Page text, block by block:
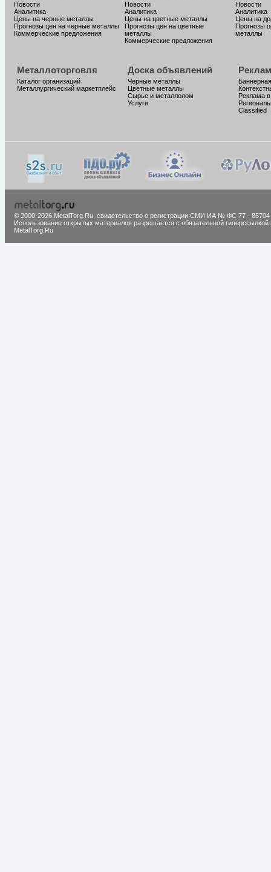
Новости
Аналитика
Цены на черные металлы
Прогнозы цен на черные металлы
Коммерческие предложения
Новости
Аналитика
Цены на цветные металлы
Прогнозы цен на цветные
металлы
Коммерческие предложения
Новости
Аналитика
Цены на
Прогнозы
металлы
Металлоторговля
Каталог организаций
Металлургический маркетплейс
Доска объявлений
Черные металлы
Цветные металлы
Сырье и металлолом
Услуги
Реклама
Classified
© 2000-2026 MetalTorg.Ru, cвидетельство о регистрации СМИ ИА № ФС 77 - 85704
Использование открытых материалов разрешается с обязательной гиперссылкой
MetalTorg.Ru